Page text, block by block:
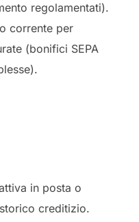
regolamentati).
corrente per
(bonifici SEPA
in posta o
creditizio.